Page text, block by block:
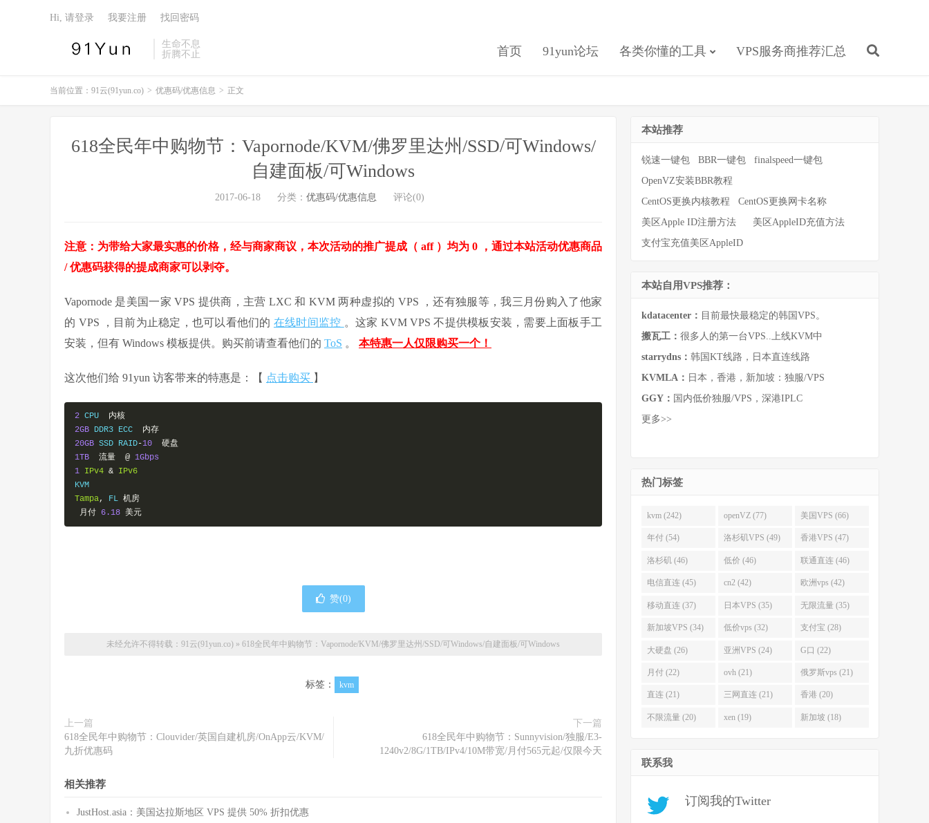
生命不息
折腾不止
首页 91yun论坛 各类你懂的工具 VPS服务商推荐汇总
Hi, 请登录 我要注册 找回密码
当前位置： 91云(91yun.co) > 优惠码/优惠信息 > 正文
618全民年中购物节：Vapornode/KVM/佛罗里达州/SSD/可Windows/
自建面板/可Windows
2017-06-18 分类： 优惠码/优惠信息 评论(0)
注意：为带给大家最实惠的价格，经与商家商议，本次活动的推广提成（ aff ）均为 0 ，通过本站活动优惠商品
/ 优惠码获得的提成商家可以剥夺。
Vapornode 是美国一家 VPS 提供商，主营 LXC 和 KVM 两种虚拟的 VPS ，还有独服等，我三月份购入了他家
的 VPS ，目前为止稳定，也可以看他们的 在线时间监控 。这家 KVM VPS 不提供模板安装，需要上面板手工
安装，但有 Windows 模板提供。购买前请查看他们的 ToS 。 本特惠一人仅限购买一个！
这次他们给 91yun 访客带来的特惠是：【 点击购买 】
2 CPU 内核
2GB DDR3 ECC 内存
20GB SSD RAID-10
硬盘
1TB
流量 @ 1Gbps
1 IPv4 & IPv6
Tampa, FL 机房
月付 6.18 美元
赞(0)
未经允许不得转载： 91云(91yun.co) » 618全民年中购物节：Vapornode/KVM/佛罗里达州/SSD/可Windows/自建面板/可Windows
标签： kvm
上一篇
618全民年中购物节：Clouvider/英国自建机房/OnApp云/KVM/
九折优惠码
下一篇
618全民年中购物节：Sunnyvision/独服/E3-
1240v2/8G/1TB/IPv4/10M带宽/月付565元起/仅限今天
相关推荐
JustHost.asia：美国达拉斯地区 VPS 提供 50% 折扣优惠
本站推荐
锐速一键包 BBR一键包
finalspeed一键包
OpenVZ安装BBR教程
CentOS更换内核教程
CentOS更换网卡名称
美区Apple ID注册方法
美区AppleID充值方法
支付宝充值美区AppleID
本站自用VPS推荐：
kdatacenter： 目前最快最稳定的韩国VPS。
搬瓦工： 很多人的第一台VPS..上线KVM中
starrydns： 韩国KT线路，日本直连线路
KVMLA： 日本，香港，新加坡：独服/VPS
GGY： 国内低价独服/VPS，深港IPLC
更多>>
热门标签
kvm (242) openVZ (77) 美国VPS (66)
年付 (54) 洛杉矶VPS (49) 香港VPS (47)
洛杉矶 (46) 低价 (46) 联通直连 (46)
电信直连 (45) cn2 (42) 欧洲vps (42)
移动直连 (37) 日本VPS (35) 无限流量 (35)
新加坡VPS (34) 低价vps (32) 支付宝 (28)
大硬盘 (26) 亚洲VPS (24) G口 (22)
月付 (22) ovh (21) 俄罗斯vps (21)
直连 (21) 三网直连 (21) 香港 (20)
不限流量 (20) xen (19) 新加坡 (18)
联系我
订阅我的Twitter